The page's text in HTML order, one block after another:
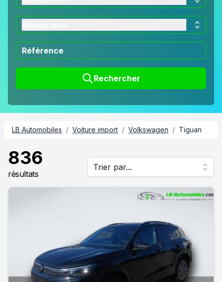
Rechercher
LB Automobiles / Voiture import / Volkswagen / Tiguan
836
résultats
Trier par...